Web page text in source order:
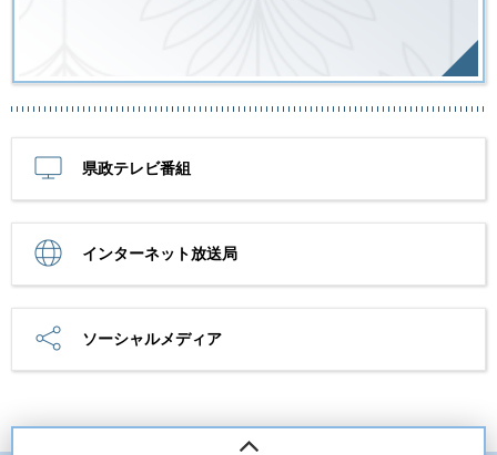
県政テレビ番組
インターネット放送局
ソーシャルメディア